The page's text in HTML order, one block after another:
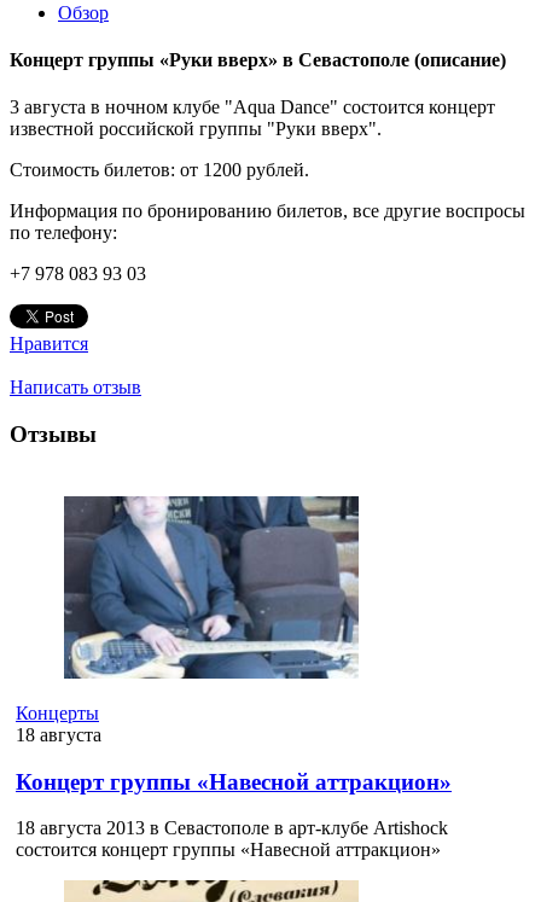
Обзор
Концерт группы «Руки вверх» в Севастополе (описание)
3 августа в ночном клубе "Aqua Dance" состоится концерт
известной российской группы "Руки вверх".
Стоимость билетов: от 1200 рублей.
Информация по бронированию билетов, все другие воспросы
по телефону:
+7 978 083 93 03
Нравится
Написать отзыв
Отзывы
Концерты
18 августа
Концерт группы «Навесной аттракцион»
18 августа 2013 в Севастополе в арт-клубе Artishock
состоится концерт группы «Навесной аттракцион»